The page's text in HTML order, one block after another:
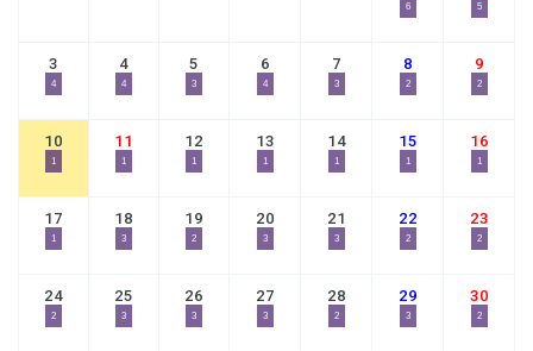
6 5
3
4
4
4
5
3
6
4
7
3
8
2
9
2
10
1
11
1
12
1
13
1
14
1
15
1
16
1
17
1
18
3
19
2
20
3
21
3
22
2
23
2
24
2
25
3
26
3
27
3
28
2
29
3
30
2